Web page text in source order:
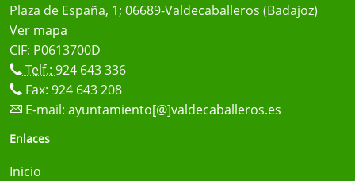
Plaza de España, 1; 06689-Valdecaballeros (Badajoz)
Ver mapa
CIF: P0613700D
Telf.: 924 643 336
Fax: 924 643 208
E-mail: ayuntamiento[@]valdecaballeros.es
Enlaces
Inicio